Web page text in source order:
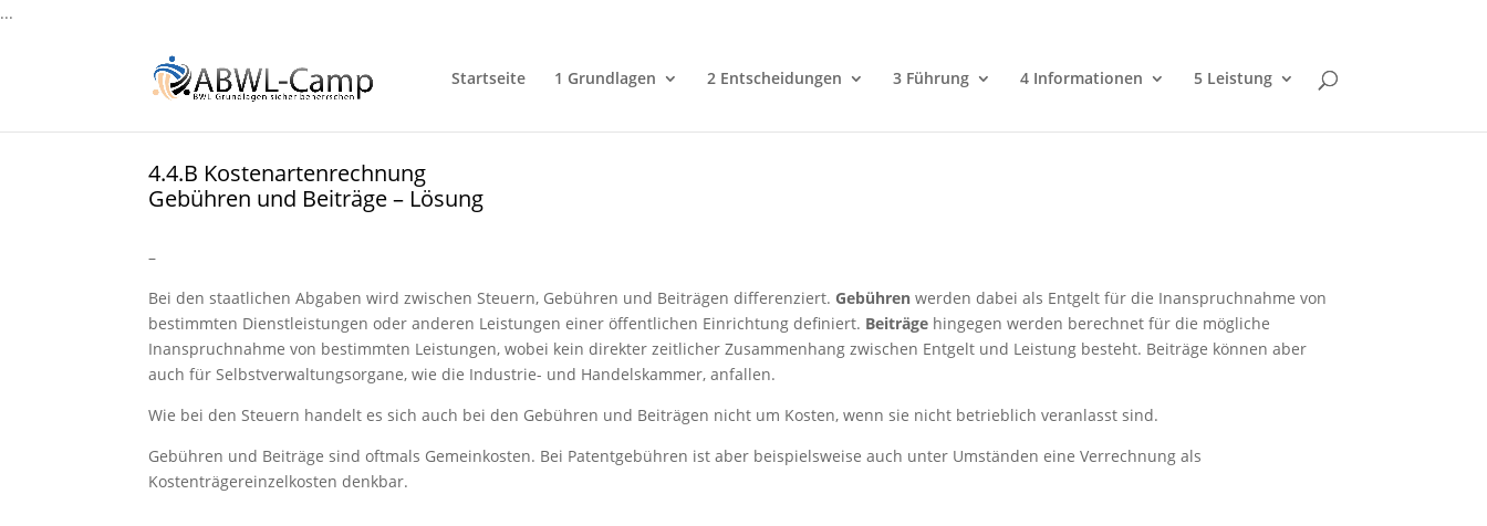
...
Startseite 1 Grundlagen 2 Entscheidungen 3 Führung 4 Informationen 5 Leistung
4.4.B Kostenartenrechnung
Gebühren und Beiträge – Lösung
–
Bei den staatlichen Abgaben wird zwischen Steuern, Gebühren und Beiträgen differenziert.Gebühren werden dabei als Entgelt für die Inanspruchnahme von
bestimmten Dienstleistungen oder anderen Leistungen einer öffentlichen Einrichtung definiert. Beiträge hingegen werden berechnet für die mögliche
Inanspruchnahme von bestimmten Leistungen, wobei kein direkter zeitlicher Zusammenhang zwischen Entgelt und Leistung besteht. Beiträge können aber
auch für Selbstverwaltungsorgane, wie die Industrie- und Handelskammer, anfallen.
Wie bei den Steuern handelt es sich auch bei den Gebühren und Beiträgen nicht um Kosten, wenn sie nicht betrieblich veranlasst sind.
Gebühren und Beiträge sind oftmals Gemeinkosten. Bei Patentgebühren ist aber beispielsweise auch unter Umständen eine Verrechnung als
Kostenträgereinzelkosten denkbar.